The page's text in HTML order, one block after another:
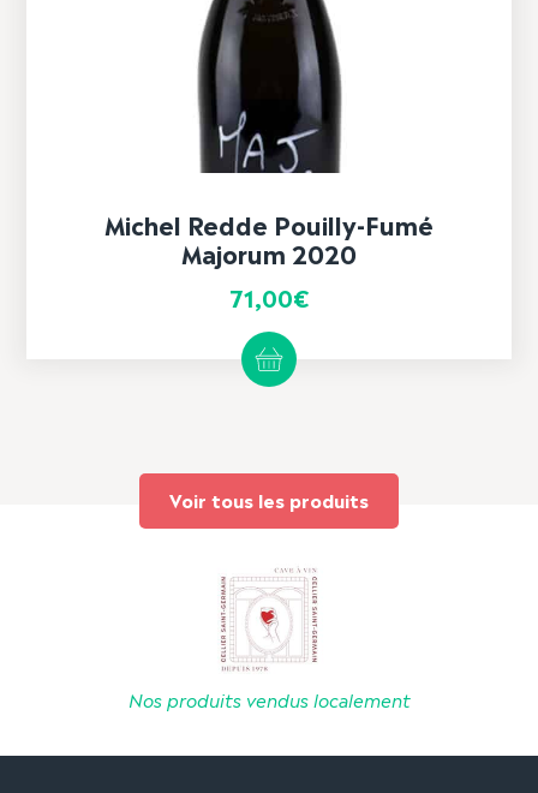
Michel Redde Pouilly-Fumé
Majorum 2020
71,00€
Voir tous les produits
Nos produits vendus localement